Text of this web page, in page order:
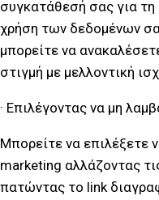
συγκατάθεσή σας για
χρήση των δεδομένων
μπορείτε να
στιγμή με μελλοντική
· Επιλέγοντας να μη
Μπορείτε να επιλέξετε
marketing αλλάζοντας
πατώντας το link